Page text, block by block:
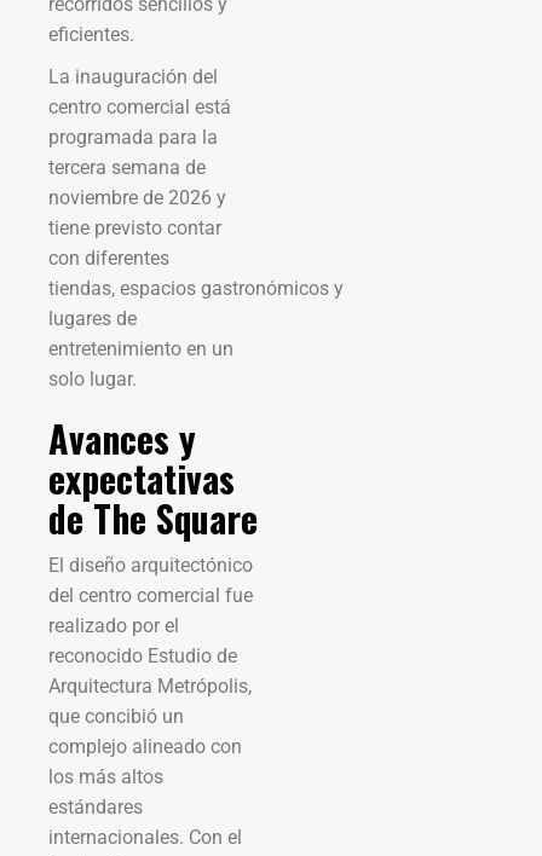
recorridos sencillos y
eficientes.
La inauguración del
centro comercial está
programada para la
tercera semana de
noviembre de 2026 y
tiene previsto contar
con diferentes
tiendas, espacios gastronómicos y
lugares de
entretenimiento en un
solo lugar.
Avances y
expectativas
de The Square
El diseño arquitectónico
del centro comercial fue
realizado por el
reconocido Estudio de
Arquitectura Metrópolis,
que concibió un
complejo alineado con
los más altos
estándares
internacionales. Con el